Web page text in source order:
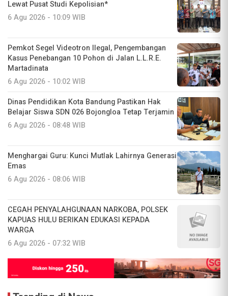
Lewat Pusat Studi Kepolisian*
6 Agu 2026 - 10:09 WIB
Pemkot Segel Videotron Ilegal, Pengembangan
Kasus Penebangan 10 Pohon di Jalan L.L.R.E.
Martadinata
6 Agu 2026 - 10:02 WIB
Dinas Pendidikan Kota Bandung Pastikan Hak
Belajar Siswa SDN 026 Bojongloa Tetap Terjamin
6 Agu 2026 - 08:48 WIB
Menghargai Guru: Kunci Mutlak Lahirnya Generasi
Emas
6 Agu 2026 - 08:06 WIB
CEGAH PENYALAHGUNAAN NARKOBA, POLSEK
KAPUAS HULU BERIKAN EDUKASI KEPADA
WARGA
6 Agu 2026 - 07:32 WIB